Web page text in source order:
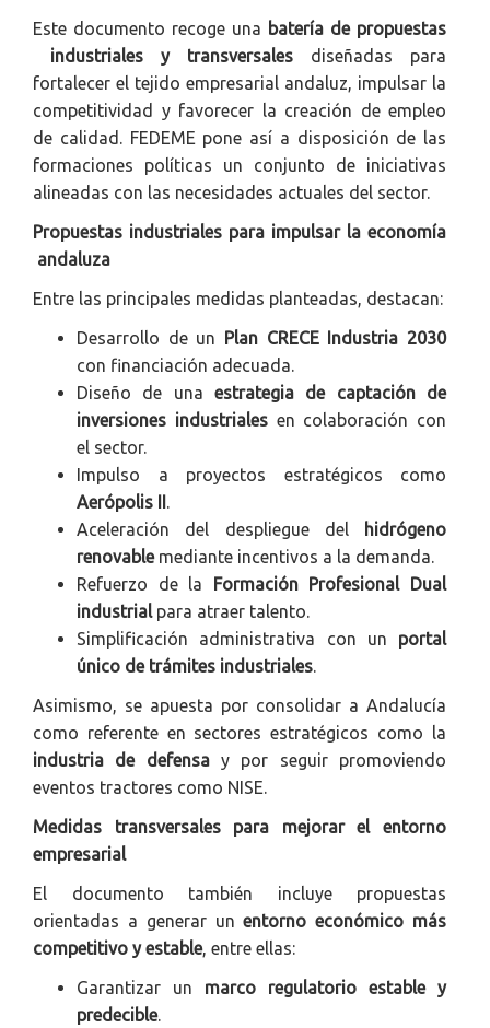
Este documento recoge una batería de propuestas
industriales y transversales diseñadas para
fortalecer el tejido empresarial andaluz, impulsar la
competitividad y favorecer la creación de empleo
de calidad. FEDEME pone así a disposición de las
formaciones políticas un conjunto de iniciativas
alineadas con las necesidades actuales del sector.
Propuestas industriales para impulsar la economía
andaluza
Entre las principales medidas planteadas, destacan:
Desarrollo de un Plan CRECE Industria 2030
con financiación adecuada.
Diseño de una estrategia de captación de
inversiones industrialesen colaboración con
el sector.
Impulso a proyectos estratégicos como
Aerópolis II
Aceleración del despliegue del
hidrógeno
renovablemediante incentivos a la demanda.
Refuerzo de la Formación Profesional Dual
industrial para atraer talento.
Simplificación administrativa con un portal
único de trámites industriales
Asimismo, se apuesta por consolidar a Andalucía
como referente en sectores estratégicos como la
industria de defensay por seguir promoviendo
eventos tractores como NISE.
Medidas transversales para mejorar el entorno
empresarial
El documento también incluye propuestas
orientadas a generar unentorno económico más
competitivo y estable, entre ellas:
Garantizar un marco regulatorio estable y
predecible.